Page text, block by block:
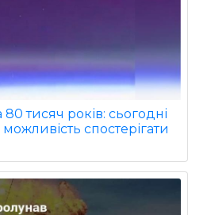
тисяч років: сьогодні
спостерігати